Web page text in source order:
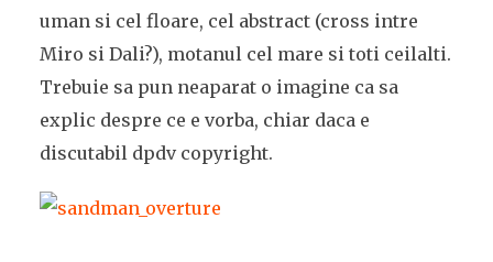
uman si cel floare, cel abstract (cross intre
Miro si Dali?), motanul cel mare si toti ceilalti.
Trebuie sa pun neaparat o imagine ca sa
explic despre ce e vorba, chiar daca e
discutabil dpdv copyright.